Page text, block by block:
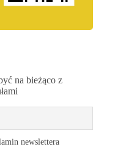
na bieżąco z
newslettera